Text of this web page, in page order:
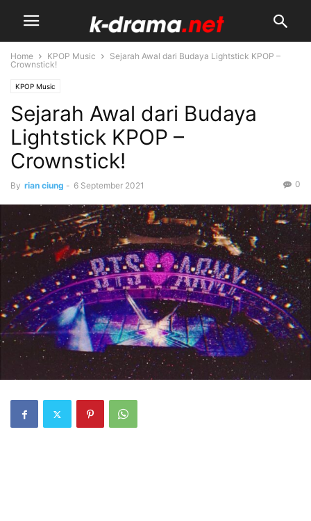
Home KPOP Music
Sejarah Awal dari Budaya Lightstick KPOP –
Crownstick!
KPOP Music
Sejarah Awal dari Budaya
Lightstick KPOP –
Crownstick!
By rian ciung - 6 September 2021 0